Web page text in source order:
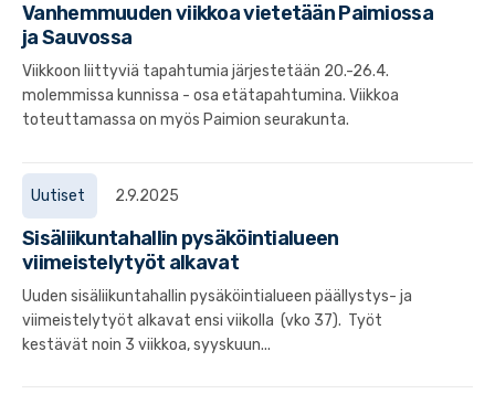
Vanhemmuuden viikkoa vietetään Paimiossa
ja Sauvossa
Viikkoon liittyviä tapahtumia järjestetään 20.-26.4.
molemmissa kunnissa - osa etätapahtumina. Viikkoa
toteuttamassa on myös Paimion seurakunta.
Uutiset 2.9.2025
Sisäliikuntahallin pysäköintialueen
viimeistelytyöt alkavat
Uuden sisäliikuntahallin pysäköintialueen päällystys- ja
viimeistelytyöt alkavat ensi viikolla (vko 37). Työt
kestävät noin 3 viikkoa, syyskuun...